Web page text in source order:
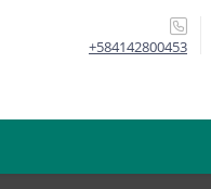
+584142800453